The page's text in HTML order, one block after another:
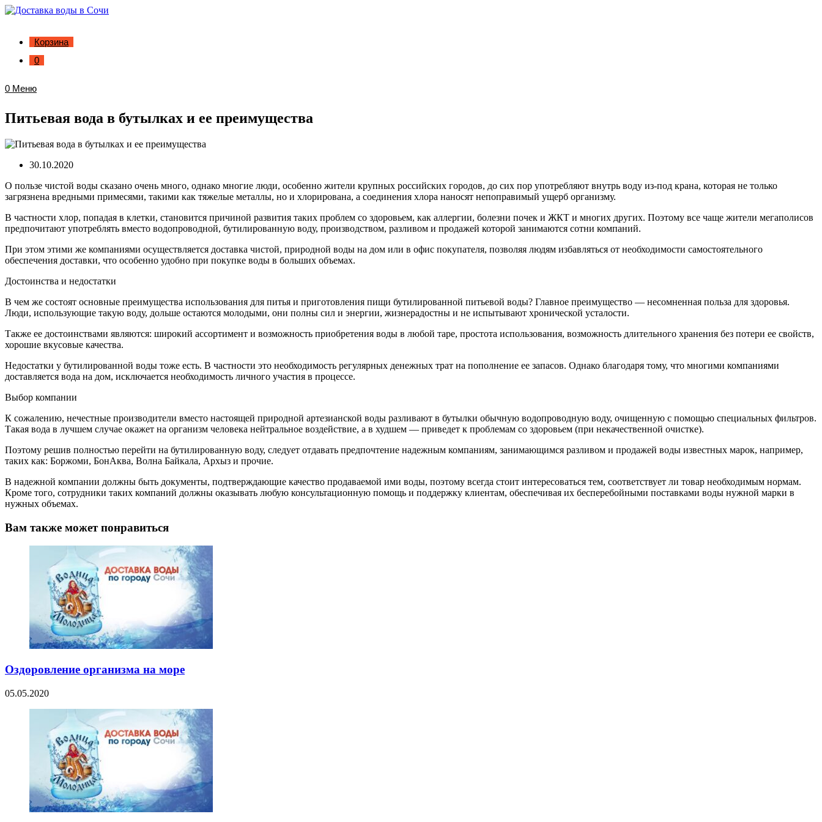
Корзина
0
0 Меню
Питьевая вода в бутылках и ее преимущества
30.10.2020
О пользе чистой воды сказано очень много, однако многие люди, особенно жители крупных российских городов, до сих пор употребляют внутрь воду из-под крана, которая не только
загрязнена вредными примесями, такими как тяжелые металлы, но и хлорирована, а соединения хлора наносят непоправимый ущерб организму.
В частности хлор, попадая в клетки, становится причиной развития таких проблем со здоровьем, как аллергии, болезни почек и ЖКТ и многих других. Поэтому все чаще жители мегаполисов
предпочитают употреблять вместо водопроводной, бутилированную воду, производством, разливом и продажей которой занимаются сотни компаний.
При этом этими же компаниями осуществляется доставка чистой, природной воды на дом или в офис покупателя, позволяя людям избавляться от необходимости самостоятельного
обеспечения доставки, что особенно удобно при покупке воды в больших объемах.
Достоинства и недостатки
В чем же состоят основные преимущества использования для питья и приготовления пищи бутилированной питьевой воды? Главное преимущество — несомненная польза для здоровья.
Люди, использующие такую воду, дольше остаются молодыми, они полны сил и энергии, жизнерадостны и не испытывают хронической усталости.
Также ее достоинствами являются: широкий ассортимент и возможность приобретения воды в любой таре, простота использования, возможность длительного хранения без потери ее свойств,
хорошие вкусовые качества.
Недостатки у бутилированной воды тоже есть. В частности это необходимость регулярных денежных трат на пополнение ее запасов. Однако благодаря тому, что многими компаниями
доставляется вода на дом, исключается необходимость личного участия в процессе.
Выбор компании
К сожалению, нечестные производители вместо настоящей природной артезианской воды разливают в бутылки обычную водопроводную воду, очищенную с помощью специальных фильтров.
Такая вода в лучшем случае окажет на организм человека нейтральное воздействие, а в худшем — приведет к проблемам со здоровьем (при некачественной очистке).
Поэтому решив полностью перейти на бутилированную воду, следует отдавать предпочтение надежным компаниям, занимающимся разливом и продажей воды известных марок, например,
таких как: Боржоми, БонАква, Волна Байкала, Архыз и прочие.
В надежной компании должны быть документы, подтверждающие качество продаваемой ими воды, поэтому всегда стоит интересоваться тем, соответствует ли товар необходимым нормам.
Кроме того, сотрудники таких компаний должны оказывать любую консультационную помощь и поддержку клиентам, обеспечивая их бесперебойными поставками воды нужной марки в
нужных объемах.
Вам также может понравиться
Оздоровление организма на море
05.05.2020